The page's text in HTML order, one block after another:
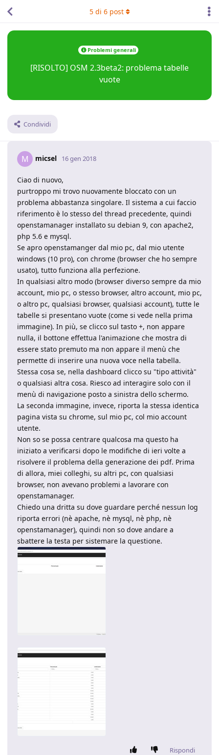
Problemi generali
[RISOLTO] OSM 2.3beta2: problema tabelle
vuote
Condividi
5di 6post
M micsel 16 gen 2018
Ciao di nuovo,
purtroppo mi trovo nuovamente bloccato con un
problema abbastanza singolare. Il sistema a cui faccio
riferimento è lo stesso del thread precedente, quindi
openstamanager installato su debian 9, con apache2,
php 5.6 e mysql.
Se apro openstamanger dal mio pc, dal mio utente
windows (10 pro), con chrome (browser che ho sempre
usato), tutto funziona alla perfezione.
In qualsiasi altro modo (browser diverso sempre da mio
account, mio pc, o stesso browser, altro account, mio pc,
o altro pc, qualsiasi browser, qualsiasi account), tutte le
tabelle si presentano vuote (come si vede nella prima
immagine). In più, se clicco sul tasto +, non appare
nulla, il bottone effettua l'animazione che mostra di
essere stato premuto ma non appare il menù che
permette di inserire una nuova voce nella tabella.
Stessa cosa se, nella dashboard clicco su "tipo attività"
o qualsiasi altra cosa. Riesco ad interagire solo con il
menù di navigazione posto a sinistra dello schermo.
La seconda immagine, invece, riporta la stessa identica
pagina vista su chrome, sul mio pc, col mio account
utente.
Non so se possa centrare qualcosa ma questo ha
iniziato a verificarsi dopo le modifiche di ieri volte a
risolvere il problema della generazione dei pdf. Prima
di allora, miei colleghi, su altri pc, con qualsiasi
browser, non avevano problemi a lavorare con
openstamanager.
Chiedo una dritta su dove guardare perché nessun log
riporta errori (nè apache, nè mysql, nè php, nè
openstamanager), quindi non so dove andare a
sbattere la testa per sistemare la questione.
Rispondi